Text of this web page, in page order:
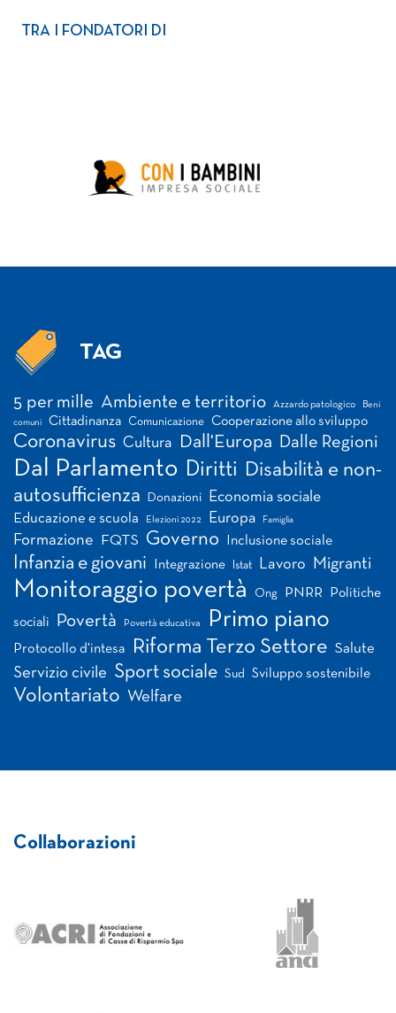
TRA I FONDATORI DI
TAG
5 per mille Ambiente e territorio Azzardo patologico Beni
comuni Cittadinanza Comunicazione Cooperazione allo sviluppo
Coronavirus Cultura Dall'Europa Dalle Regioni
Dal Parlamento Diritti Disabilità e non-
autosufficienza
Donazioni Economia sociale
Educazione e scuola Elezioni 2022 Europa Famiglia
Formazione FQTS Governo Inclusione sociale
Infanzia e giovani Integrazione Istat Lavoro Migranti
Monitoraggio povertà Ong PNRR Politiche
sociali Povertà Povertà educativa Primo piano
Protocollo d'intesa Riforma Terzo Settore Salute
Servizio civile Sport sociale Sud Sviluppo sostenibile
Volontariato Welfare
Collaborazioni